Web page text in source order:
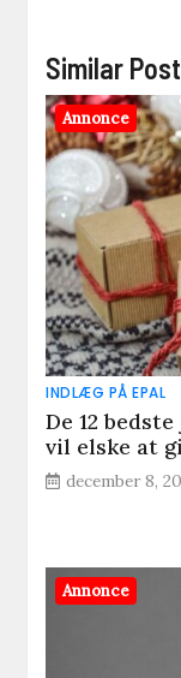
Similar
Annonce
INDLÆG PÅ EPAL
De 12
vil elske at
december 8,
Annonce